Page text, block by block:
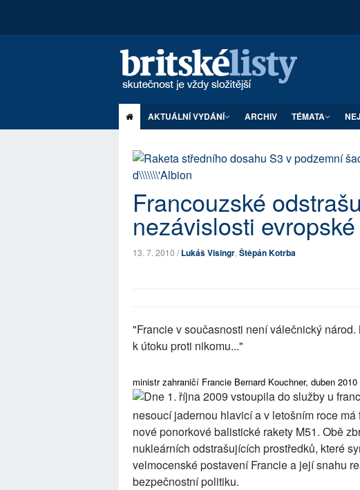
AKTUÁLNÍ VYDÁNÍ ARCHIV TÉMATA
Francouzské
nezávislosti
13. 7. 2010 /Lukáš Visingr, Štěpán Kotrba
"Francie v současnosti není válečnický
k útoku proti nikomu..."
ministr zahraničí Francie Bernard Kouchner, duben 2010
Dne 1. října 2009 vstoupila do služby u
nesoucí jadernou hlavicí a v letošním roce
nové ponorkové balistické rakety M51. Obě
nukleárních odstrašujících prostředků, které
velmocenské postavení Francie a její snahu
bezpečnostní politiku.